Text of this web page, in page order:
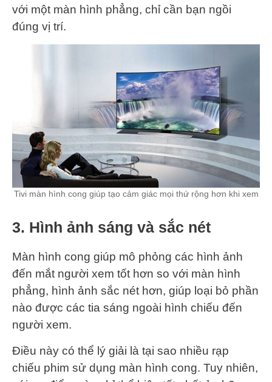
với một màn hình phẳng, chỉ cần bạn ngồi
đúng vị trí.
Tivi màn hình cong giúp tạo cảm giác mọi thứ rộng hơn khi xem
3. Hình ảnh sáng và sắc nét
Màn hình cong giúp mô phỏng các hình ảnh
đến mắt người xem tốt hơn so với màn hình
phẳng, hình ảnh sắc nét hơn, giúp loại bỏ phần
nào được các tia sáng ngoài hình chiếu đến
người xem.
Điều này có thể lý giải là tại sao nhiều rạp
chiếu phim sử dụng màn hình cong. Tuy nhiên,